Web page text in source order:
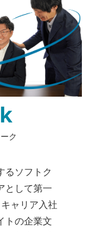
ク
るソフトク
として第一
ャリア入社
トの企業文